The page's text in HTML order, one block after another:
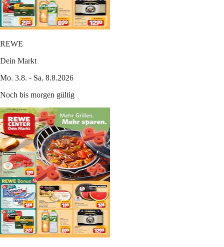
REWE
Dein Markt
Mo. 3.8. - Sa. 8.8.2026
Noch bis morgen gültig